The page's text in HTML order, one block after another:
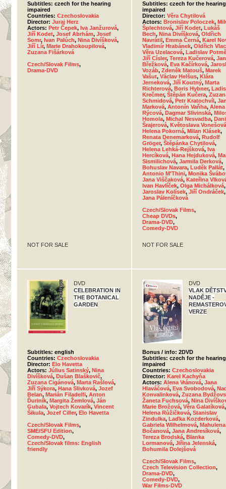
Subtitles: czech for the hearing
impaired
Countries: Czechoslovakia
Director: Juraj Herz
Actors: Petr Čepek, Iva Janžurová,
Jiří Kodet, Josef Abrhám, Josef
Somr, Ivan Palúch, Nina Divíšková,
Jiří Lír, Marie Drahokoupilová,
Zuzana Fišárková
Czech/Slovak Films,
Drama-DVD
NOT FOR SALE
Subtitles: czech for the hearing
impaired
Director: Věra Chytilová
Actors: Bronislav Poloczek,
Šplechtová, Jiří Kodet, Lukáš
Bech, Nina Divíšková, Oldřich
Navrátil, Emma Černá, Karel
Vladimír Hrabánek, Oldřich
Věra Uzelacová, Ladislav
Jiří Císler, Tereza Kučerová,
Břežková, Eva Kačírková,
Vozáb, Zdeněk Matouš, Marek
Vašut, Václav Helšus, Klára
Jerneková, Jiří Koutný, Marta
Richterová, Boris Hybner,
Krečmer, Štěpán Kučera,
Schmidová, Petr Kratochvíl,
Marková, Antonín Vaňha, Alena
Rýcová, Dagmar Slivinská,
Homola, Michal Nesvadba,
Šrajerová, Květoslava Vonešová
Helena Pokorná, Milan Klásek,
Renata Denemarková, Rudolf
Gröger, Štěpánka Chytilová,
Helena Lehká-Rejšková, Iva
Hercíková, Hana Hejduková,
Sismilichová, Jarmila Derková,
Bohuslav Navara, Luděk Pallát,
Antonio M'Thini, Monika
Jana Viščaková, Kateřina
Ivan Havlíček, Olga Michálková,
Jaroslav Kolísek, Jiří Ondráček,
Jana Páleníčková
Czech/Slovak Films,
Cheap DVDs,
Drama-DVD,
Comedy-DVD
NOT FOR SALE
DVD
CELEBRATION IN
THE BOTANICAL
GARDEN
Subtitles: english
Countries: Czechoslovakia
Director: Elo Havetta
Actors: Július Satinský, Nina
Divíšková, Dušan Blaškovič,
Zuzana Cigánová, Marta Rašlová,
Jiří Sýkora, Hana Slivková, Jozef
Belan, Marián Filadelfi, Anton
Ďuriník, Margita Žemlová, Ján
Gubala, Vojtech Kovarík, Vincent
Šikula, Jozef Ciller, Elo Havetta
Czech/Slovak Films,
SME/SFU Edition,
Comedy-DVD,
Czech/Slovak films: English
friendly
DVD
VLAK
NADĚJE -
VERZE
Bonus / info: 2DVD
Subtitles: czech for the hearing
impaired
Countries: Czechoslovakia
Director: Karel Kachyňa
Actors: Alena Vránová, Jana
Hlaváčová, Eva Svobodová,
Konvalinková, Zuzana
Žaneta Fuchsová, Nina
Marie Brožová, Věra Galatíková,
Helena Růžičková, Stanislav
Zindulka, Laďka Kozderková,
Gabriela Wilhelmová, Mahulena
Bočanová, Jana Andresíková,
Tereza Brodská, Blanka
Lormanová, Jiřina Jelenská,
Bohumila Dolejšová
Czech/Slovak Films,
Czech Television Collection,
Drama-DVD,
Comedy-DVD,
War Films-DVD